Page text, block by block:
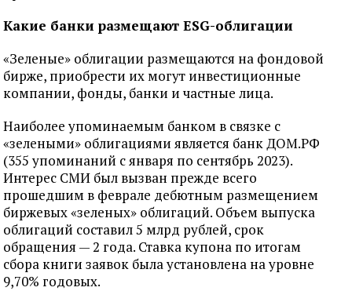
Какие банки размещают ESG-облигации
«Зеленые» облигации размещаются на фондовой
бирже, приобрести их могут инвестиционные
компании, фонды, банки и частные лица.
Наиболее упоминаемым банком в связке с
«зелеными» облигациями является банк ДОМ.РФ
(355 упоминаний с января по сентябрь 2023).
Интерес СМИ был вызван прежде всего
прошедшим в феврале дебютным размещением
биржевых «зеленых» облигаций. Объем выпуска
облигаций составил 5 млрд рублей, срок
обращения — 2 года. Ставка купона по итогам
сбора книги заявок была установлена на уровне
9,70% годовых.